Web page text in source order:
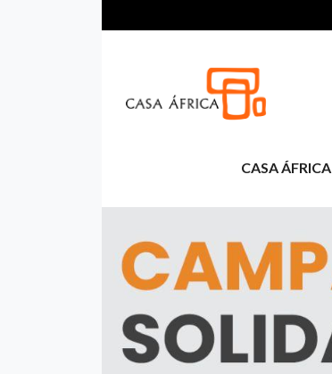
CASA ÁFRICA